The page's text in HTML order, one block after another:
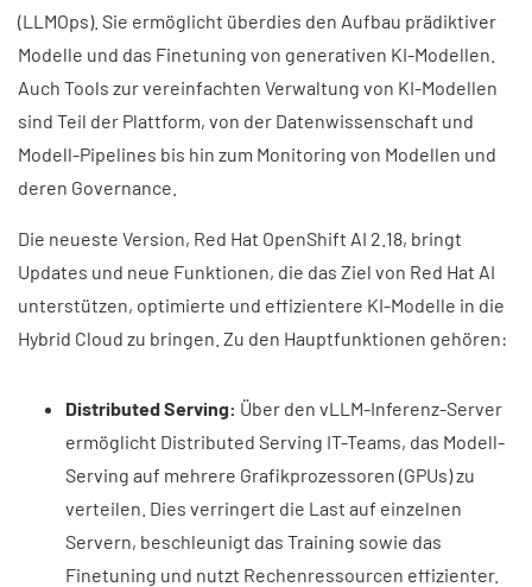
(LLMOps). Sie ermöglicht überdies den Aufbau prädiktiver
Modelle und das Finetuning von generativen KI-Modellen.
Auch Tools zur vereinfachten Verwaltung von KI-Modellen
sind Teil der Plattform, von der Datenwissenschaft und
Modell-Pipelines bis hin zum Monitoring von Modellen und
deren Governance.
Die neueste Version, Red Hat OpenShift AI 2.18, bringt
Updates und neue Funktionen, die das Ziel von Red Hat AI
unterstützen, optimierte und effizientere KI-Modelle in die
Hybrid Cloud zu bringen. Zu den Hauptfunktionen gehören:
Distributed Serving: Über den vLLM-Inferenz-Server
ermöglicht Distributed Serving IT-Teams, das Modell-
Serving auf mehrere Grafikprozessoren (GPUs) zu
verteilen. Dies verringert die Last auf einzelnen
Servern, beschleunigt das Training sowie das
Finetuning und nutzt Rechenressourcen effizienter.